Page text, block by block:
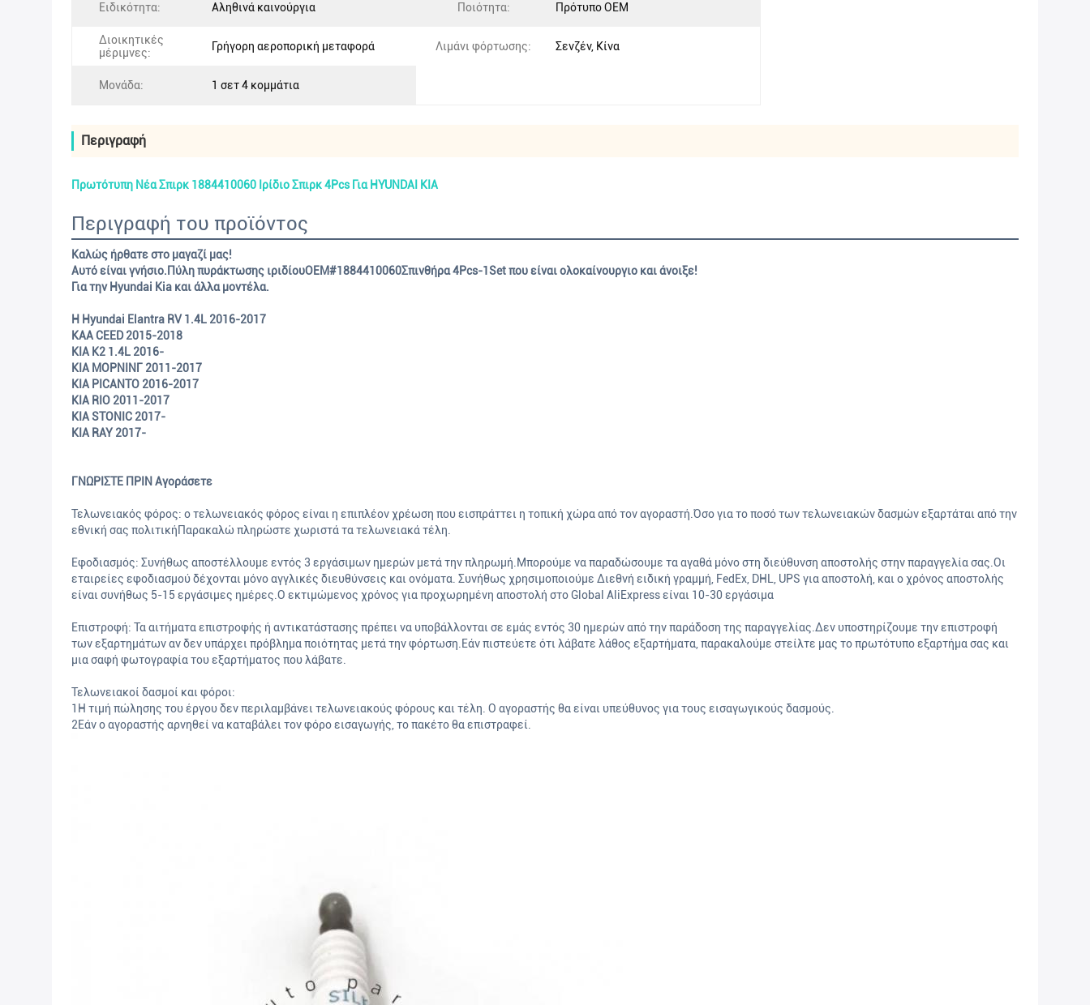
Ειδικότητα: Αληθινά καινούργια Ποιότητα: Πρότυπο OEM
Διοικητικές
μέριμνες:
Γρήγορη αεροπορική μεταφορά Λιμάνι φόρτωσης: Σενζέν, Κίνα
Μονάδα: 1 σετ 4 κομμάτια
Περιγραφή
Πρωτότυπη Νέα Σπιρκ 1884410060 Ιρίδιο Σπιρκ 4Pcs Για HYUNDAI KIA
Περιγραφή του προϊόντος
Καλώς ήρθατε στο μαγαζί μας!
Αυτό είναι γνήσιο. Πύλη πυράκτωσης ιριδίουOEM#1884410060Σπινθήρα 4Pcs-1Set που είναι ολοκαίνουργιο και άνοιξε!
Για την Hyundai Kia και άλλα μοντέλα.
Η Hyundai Elantra RV 1.4L 2016-2017
ΚΑΑ CEED 2015-2018
KIA K2 1.4L 2016-
ΚΙΑ ΜΟΡΝΙΝΓ 2011-2017
KIA PICANTO 2016-2017
KIA RIO 2011-2017
KIA STONIC 2017-
KIA RAY 2017-
ΓΝΩΡΙΣΤΕ ΠΡΙΝ Αγοράσετε
Τελωνειακός φόρος: ο τελωνειακός φόρος είναι η επιπλέον χρέωση που εισπράττει η τοπική χώρα από τον αγοραστή.Όσο για το ποσό των τελωνειακών δασμών εξαρτάται από την
εθνική σας πολιτικήΠαρακαλώ πληρώστε χωριστά τα τελωνειακά τέλη.
Εφοδιασμός: Συνήθως αποστέλλουμε εντός 3 εργάσιμων ημερών μετά την πληρωμή.Μπορούμε να παραδώσουμε τα αγαθά μόνο στη διεύθυνση αποστολής στην παραγγελία σας.Οι
εταιρείες εφοδιασμού δέχονται μόνο αγγλικές διευθύνσεις και ονόματα. Συνήθως χρησιμοποιούμε Διεθνή ειδική γραμμή, FedEx, DHL, UPS για αποστολή, και ο χρόνος αποστολής
είναι συνήθως 5-15 εργάσιμες ημέρες.Ο εκτιμώμενος χρόνος για προχωρημένη αποστολή στο Global AliExpress είναι 10-30 εργάσιμα
Επιστροφή: Τα αιτήματα επιστροφής ή αντικατάστασης πρέπει να υποβάλλονται σε εμάς εντός 30 ημερών από την παράδοση της παραγγελίας.Δεν υποστηρίζουμε την επιστροφή
των εξαρτημάτων αν δεν υπάρχει πρόβλημα ποιότητας μετά την φόρτωση.Εάν πιστεύετε ότι λάβατε λάθος εξαρτήματα, παρακαλούμε στείλτε μας το πρωτότυπο εξαρτήμα σας και
μια σαφή φωτογραφία του εξαρτήματος που λάβατε.
Τελωνειακοί δασμοί και φόροι:
1Η τιμή πώλησης του έργου δεν περιλαμβάνει τελωνειακούς φόρους και τέλη. Ο αγοραστής θα είναι υπεύθυνος για τους εισαγωγικούς δασμούς.
2Εάν ο αγοραστής αρνηθεί να καταβάλει τον φόρο εισαγωγής, το πακέτο θα επιστραφεί.